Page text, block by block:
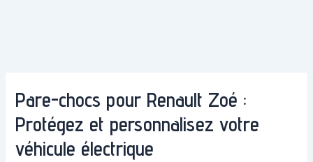
Pare-chocs pour Renault Zoé :
Protégez et personnalisez votre
véhicule électrique